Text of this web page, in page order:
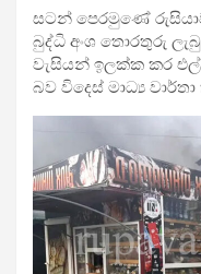
සටන් පෙරමුණේ
බුද්ධි අංශ තොරතුරු
වැසියන් ඉලක්ක කර
බව විදෙස් මාධ්‍ය